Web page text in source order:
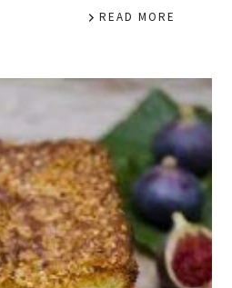
READ MORE